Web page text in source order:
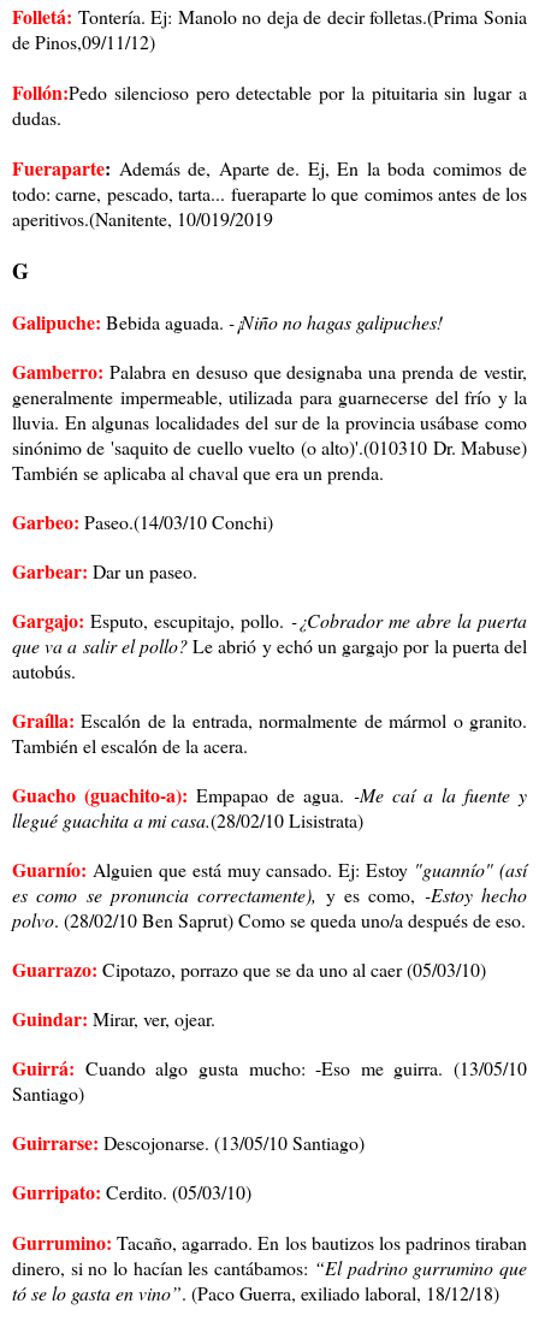
Folletá: Tontería. Ej: Manolo no deja de decir folletas.(Prima Sonia
de Pinos,09/11/12)
Follón:Pedo silencioso pero detectable por la pituitaria sin lugar a
dudas.
Fueraparte: Además de, Aparte de. Ej, En la boda comimos de
todo: carne, pescado, tarta... fueraparte lo que comimos antes de los
aperitivos.(Nanitente, 10/019/2019
G
Galipuche: Bebida aguada. -¡Niño no hagas galipuches!
Gamberro: Palabra en desuso que designaba una prenda de vestir,
generalmente impermeable, utilizada para guarnecerse del frío y la
lluvia. En algunas localidades del sur de la provincia usábase como
sinónimo de 'saquito de cuello vuelto (o alto)'.(010310 Dr. Mabuse)
También se aplicaba al chaval que era un prenda.
Garbeo: Paseo.(14/03/10 Conchi)
Garbear: Dar un paseo.
Gargajo: Esputo, escupitajo, pollo. -¿Cobrador me abre la puerta
que va a salir el pollo?Le abrió y echó un gargajo por la puerta del
autobús.
Graílla: Escalón de la entrada, normalmente de mármol o granito.
También el escalón de la acera.
Guacho (guachito-a): Empapao de agua. -Me caí a la fuente y
llegué guachita a mi casa.(28/02/10 Lisistrata)
Guarnío: Alguien que está muy cansado. Ej: Estoy "guannío" (así
es como se pronuncia correctamente), y es como, -Estoy hecho
polvo. (28/02/10 Ben Saprut) Como se queda uno/a después de eso.
Guarrazo: Cipotazo, porrazo que se da uno al caer (05/03/10)
Guindar: Mirar, ver, ojear.
Guirrá: Cuando algo gusta mucho: -Eso me guirra. (13/05/10
Santiago)
Guirrarse: Descojonarse. (13/05/10 Santiago)
Gurripato: Cerdito. (05/03/10)
Gurrumino: Tacaño, agarrado. En los bautizos los padrinos tiraban
dinero, si no lo hacían les cantábamos: “El padrino gurrumino que
tó se lo gasta en vino”. (Paco Guerra, exiliado laboral, 18/12/18)